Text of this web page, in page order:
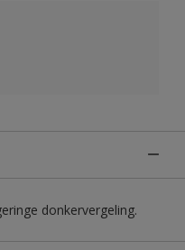
donkervergeling.